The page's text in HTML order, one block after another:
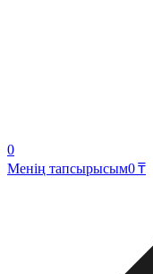
0
Менің тапсырысым0 ₸